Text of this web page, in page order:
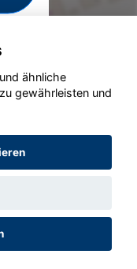
2020 - 2026
ähnliche
gewährleisten und